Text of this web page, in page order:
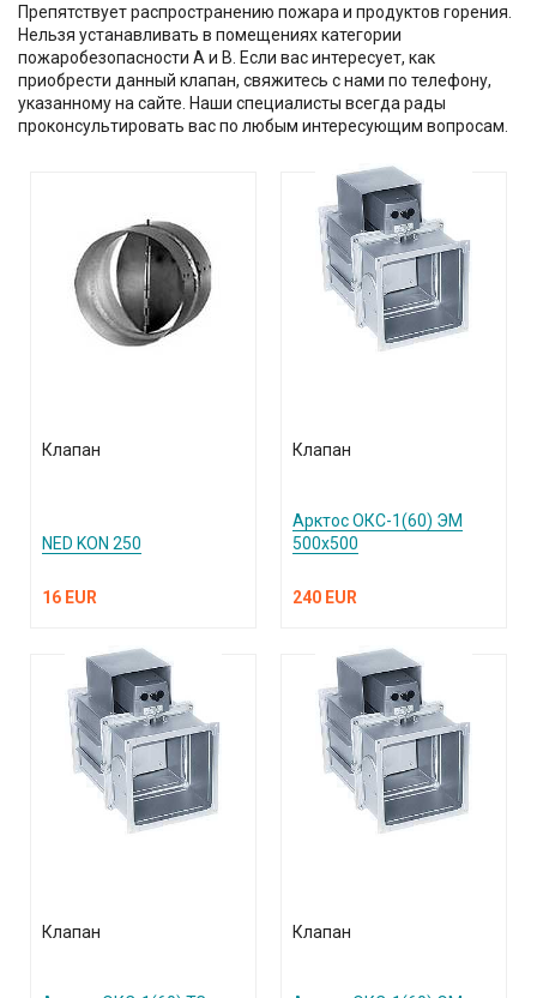
Препятствует распространению пожара и продуктов горения.
Нельзя устанавливать в помещениях категории
пожаробезопасности А и В. Если вас интересует, как
приобрести данный клапан, свяжитесь с нами по телефону,
указанному на сайте. Наши специалисты всегда рады
проконсультировать вас по любым интересующим вопросам.
Клапан
NED KON 250
16 EUR
Клапан
Арктос ОКС-1(60) ЭМ
500х500
240 EUR
Клапан Клапан